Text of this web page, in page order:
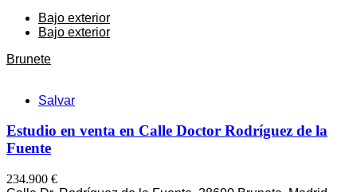
Bajo exterior
Bajo exterior
Brunete
Salvar
Estudio en venta en Calle Doctor Rodríguez de la
Fuente
234.900 €